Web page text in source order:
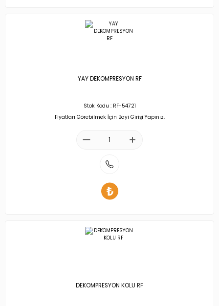
YAY DEKOMPRESYON RF
Stok Kodu : RF-54721
Fiyatları Görebilmek İçin Bayi Girişi Yapınız.
DEKOMPRESYON KOLU RF